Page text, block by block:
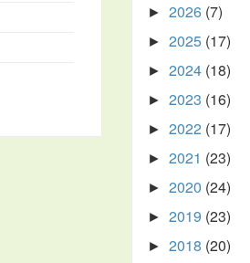
► 2026 (7)
► 2025 (17)
► 2024 (18)
► 2023 (16)
► 2022 (17)
► 2021 (23)
► 2020 (24)
► 2019 (23)
► 2018 (20)